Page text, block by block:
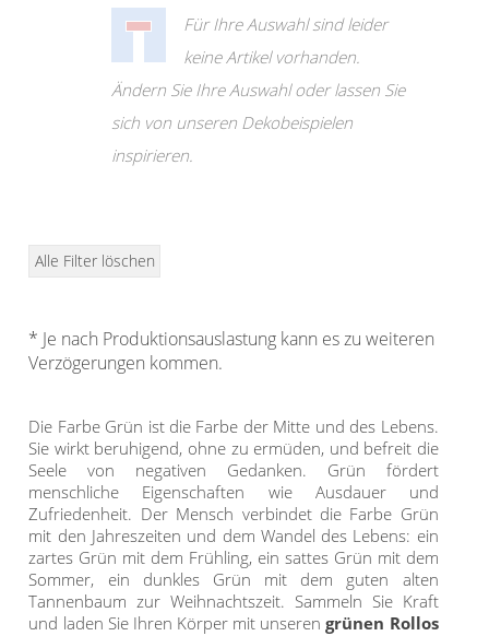
Outdoor-Plissees
Plissee mit Muster
Plissee günstig
Bildergalerie
Plissee Messanleitung
Schienensysteme
Klemmrollo
Rollo Kinderzimmer
Bambusrollo
Rollo mit Motiv & Muster
Rollo ausmessen
Rollo Ersatzteile &
Zubehör
Dachfenster Rollo
Raffrollos nach Maß
Raffrollos günstig
Standard Raffrollos
Zubehör für Raffrollos
Flächenvorhang
Flächenvorhang nach
Maß
Standard
Flächengardinen
Technik
Lamellenvorhang
Lamellen nach Maß
Fensterformen
Ausstattung / Details
Jalousien
Jalousien nach Maß
günstige Jalousien in
Markisenstoff
Markisenstoff nach Maß
Balkon
Für Ihre Auswahl sind leider
keine Artikel vorhanden.
Ändern Sie Ihre Auswahl oder lassen Sie
sich von unseren Dekobeispielen
inspirieren.
Alle Filter löschen
* Je nach Produktionsauslastung kann es zu weiteren
Verzögerungen kommen.
Die Farbe Grün ist die Farbe der Mitte und des Lebens.
Sie wirkt beruhigend, ohne zu ermüden, und befreit die
Seele von negativen Gedanken. Grün fördert
menschliche Eigenschaften wie Ausdauer und
Zufriedenheit. Der Mensch verbindet die Farbe Grün
mit den Jahreszeiten und dem Wandel des Lebens: ein
zartes Grün mit dem Frühling, ein sattes Grün mit dem
Sommer, ein dunkles Grün mit dem guten alten
Tannenbaum zur Weihnachtszeit. Sammeln Sie Kraft
und laden Sie Ihren Körper mit unserengrünen Rollos